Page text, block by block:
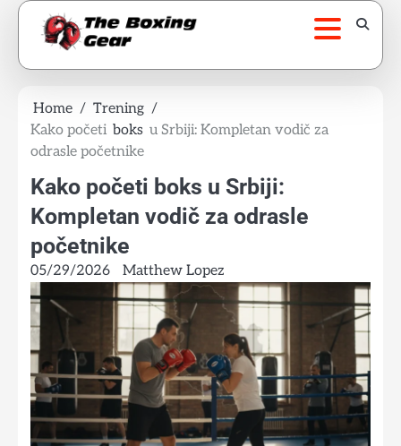
Skip
Home
Trening
Kako početi boks u Srbiji: Kompletan vodič za
odrasle početnike
Kako početi boks u Srbiji:
Kompletan vodič za odrasle
početnike
05/29/2026 Matthew Lopez